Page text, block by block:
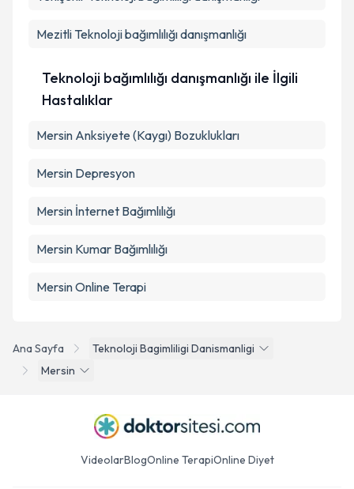
kapsamda işlenmesini kabul ediyorum.
Takvim Talebini Gönder
Ana Sayfa
Teknoloji Bagimliligi Danismanligi
Mersin
Mezitli Teknoloji bağımlılığı danışmanlığı
Teknoloji bağımlılığı danışmanlığı ile İlgili
Hastalıklar
Mersin Anksiyete (Kaygı) Bozuklukları
Mersin Depresyon
Mersin İnternet Bağımlılığı
Mersin Kumar Bağımlılığı
Mersin Online Terapi
VideolarBlogOnline TerapiOnline Diyet